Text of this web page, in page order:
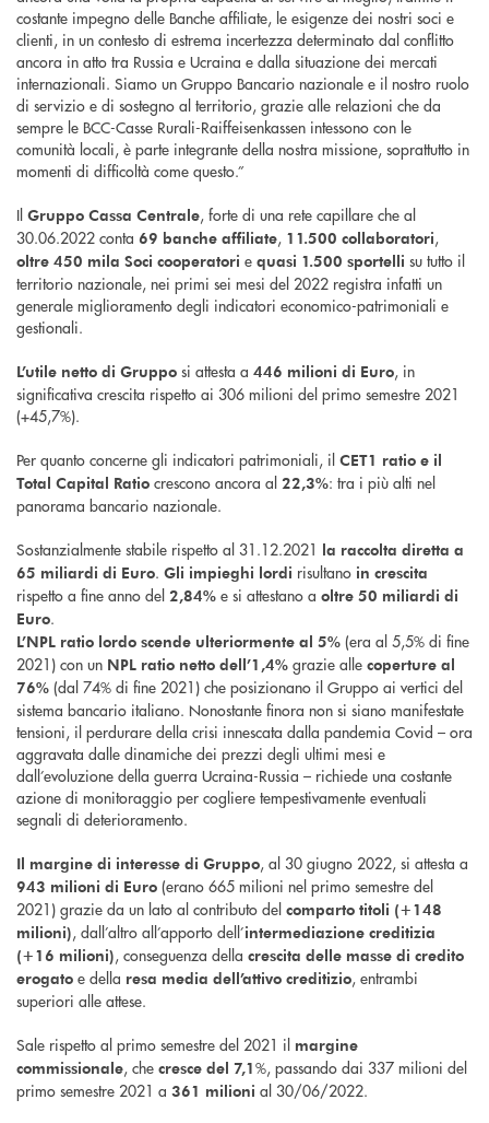
costante impegno delle Banche affiliate, le esigenze dei nostri soci e
clienti, in un contesto di estrema incertezza determinato dal conflitto
ancora in atto tra Russia e Ucraina e dalla situazione dei mercati
internazionali. Siamo un Gruppo Bancario nazionale e il nostro ruolo
di servizio e di sostegno al territorio, grazie alle relazioni che da
sempre le BCC-Casse Rurali-Raiffeisenkassen intessono con le
comunità locali, è parte integrante della nostra missione, soprattutto in
momenti di difficoltà come questo.”
Il Gruppo Cassa Centrale, forte di una rete capillare che al
30.06.2022 conta 69 banche affiliate, 11.500 collaboratori,
oltre 450 mila Soci cooperatori e quasi 1.500 sportelli su tutto il
territorio nazionale, nei primi sei mesi del 2022 registra infatti un
generale miglioramento degli indicatori economico-patrimoniali e
gestionali.
L’utile netto di Gruppo si attesta a 446 milioni di Euro, in
significativa crescita rispetto ai 306 milioni del primo semestre 2021
(+45,7%).
Per quanto concerne gli indicatori patrimoniali, il CET1 ratio e il
Total Capital Ratio crescono ancora al 22,3%: tra i più alti nel
panorama bancario nazionale.
Sostanzialmente stabile rispetto al 31.12.2021 la raccolta diretta a
65 miliardi di Euro. Gli impieghi lordi risultano in crescita
rispetto a fine anno del 2,84% e si attestano a oltre 50 miliardi di
Euro.
L’NPL ratio lordo scende ulteriormente al 5% (era al 5,5% di fine
2021) con un NPL ratio netto dell’1,4% grazie alle coperture al
76% (dal 74% di fine 2021) che posizionano il Gruppo ai vertici del
sistema bancario italiano. Nonostante finora non si siano manifestate
tensioni, il perdurare della crisi innescata dalla pandemia Covid – ora
aggravata dalle dinamiche dei prezzi degli ultimi mesi e
dall’evoluzione della guerra Ucraina-Russia – richiede una costante
azione di monitoraggio per cogliere tempestivamente eventuali
segnali di deterioramento.
Il margine di interesse di Gruppo, al 30 giugno 2022, si attesta a
943 milioni di Euro (erano 665 milioni nel primo semestre del
2021) grazie da un lato al contributo del comparto titoli (+148
milioni), dall’altro all’apporto dell’intermediazione creditizia
(+16 milioni), conseguenza della crescita delle masse di credito
erogato e della resa media dell’attivo creditizio, entrambi
superiori alle attese.
Sale rispetto al primo semestre del 2021 il margine
commissionale, che cresce del 7,1%, passando dai 337 milioni del
primo semestre 2021 a 361 milioni al 30/06/2022.